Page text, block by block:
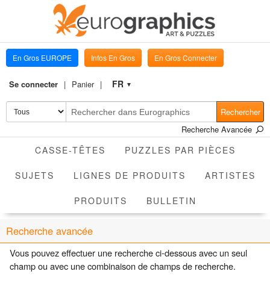
En Gros EUROPE Infos En Gros En Gros Connecter
Se connecter Panier FR ▼
Rechercher
Recherche Avancée
CASSE-TÊTES PUZZLES PAR PIÈCES
SUJETS LIGNES DE PRODUITS ARTISTES
PRODUITS BULLETIN
Recherche avancée
Vous pouvez effectuer une recherche ci-dessous avec un seul
champ ou avec une combinaison de champs de recherche.